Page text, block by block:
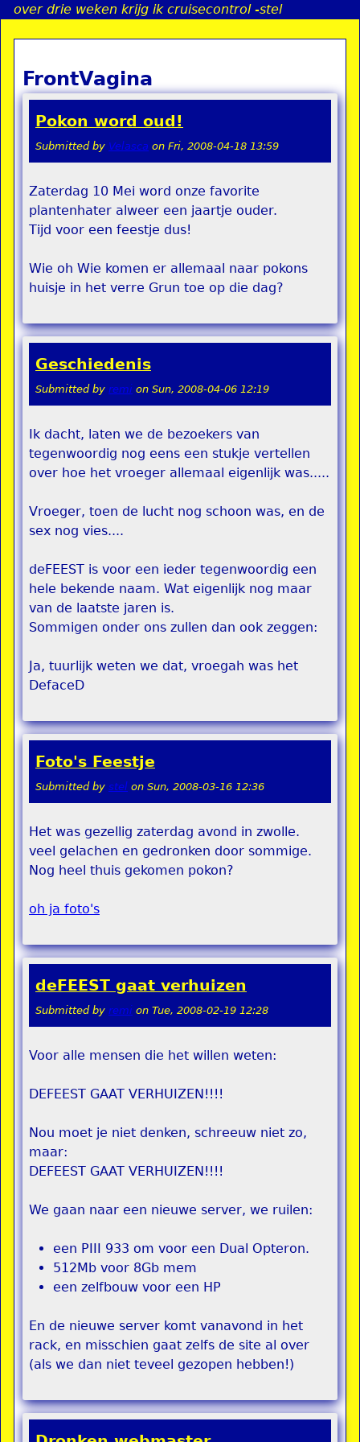
Jump to navigation
over drie weken krijg ik cruisecontrol -stel
FrontVagina
Pokon word oud!
Submitted by Velasca on Fri, 2008-04-18 13:59
Zaterdag 10 Mei word onze favorite
plantenhater alweer een jaartje ouder.
Tijd voor een feestje dus!
Wie oh Wie komen er allemaal naar pokons
huisje in het verre Grun toe op die dag?
Geschiedenis
Submitted by remi on Sun, 2008-04-06 12:19
Ik dacht, laten we de bezoekers van
tegenwoordig nog eens een stukje vertellen
over hoe het vroeger allemaal eigenlijk was.....
Vroeger, toen de lucht nog schoon was, en de
sex nog vies....
deFEEST is voor een ieder tegenwoordig een
hele bekende naam. Wat eigenlijk nog maar
van de laatste jaren is.
Sommigen onder ons zullen dan ook zeggen:
Ja, tuurlijk weten we dat, vroegah was het
DefaceD
Foto's Feestje
Submitted by stel on Sun, 2008-03-16 12:36
Het was gezellig zaterdag avond in zwolle.
veel gelachen en gedronken door sommige.
Nog heel thuis gekomen pokon?
oh ja foto's
deFEEST gaat verhuizen
Submitted by remi on Tue, 2008-02-19 12:28
Voor alle mensen die het willen weten:
DEFEEST GAAT VERHUIZEN!!!!
Nou moet je niet denken, schreeuw niet zo,
maar:
DEFEEST GAAT VERHUIZEN!!!!
We gaan naar een nieuwe server, we ruilen:
een PIII 933 om voor een Dual Opteron.
512Mb voor 8Gb mem
een zelfbouw voor een HP
En de nieuwe server komt vanavond in het
rack, en misschien gaat zelfs de site al over
(als we dan niet teveel gezopen hebben!)